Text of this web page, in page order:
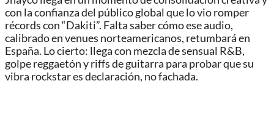
con la confianza del público global que lo vio romper
récords con “Dakiti”. Falta saber cómo ese audio,
calibrado en venues norteamericanos, retumbará en
España. Lo cierto: llega con mezcla de sensual R&B,
golpe reggaetón y riffs de guitarra para probar que su
vibra rockstar es declaración, no fachada.